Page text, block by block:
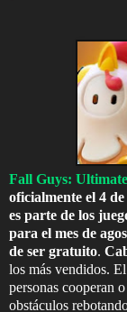
Fall Guys:
oficialmente el 4
es parte de los
para el mes de
de ser gratuito.
los más vendidos.
personas cooperan
obstáculos